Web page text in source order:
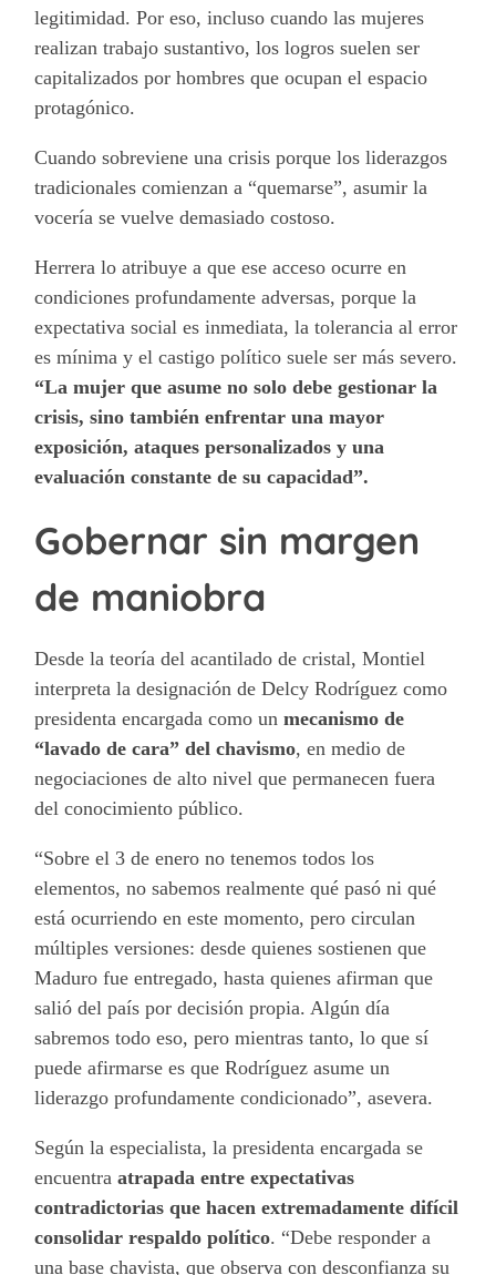
legitimidad. Por eso, incluso cuando las mujeres
realizan trabajo sustantivo, los logros suelen ser
capitalizados por hombres que ocupan el espacio
protagónico.
Cuando sobreviene una crisis porque los liderazgos
tradicionales comienzan a “quemarse”, asumir la
vocería se vuelve demasiado costoso.
Herrera lo atribuye a que ese acceso ocurre en
condiciones profundamente adversas, porque la
expectativa social es inmediata, la tolerancia al error
es mínima y el castigo político suele ser más severo.
“La mujer que asume no solo debe gestionar la
crisis, sino también enfrentar una mayor
exposición, ataques personalizados y una
evaluación constante de su capacidad”.
Gobernar sin margen
de maniobra
Desde la teoría del acantilado de cristal, Montiel
interpreta la designación de Delcy Rodríguez como
presidenta encargada como unmecanismo de
“lavado de cara” del chavismo, en medio de
negociaciones de alto nivel que permanecen fuera
del conocimiento público.
“Sobre el 3 de enero no tenemos todos los
elementos, no sabemos realmente qué pasó ni qué
está ocurriendo en este momento, pero circulan
múltiples versiones: desde quienes sostienen que
Maduro fue entregado, hasta quienes afirman que
salió del país por decisión propia. Algún día
sabremos todo eso, pero mientras tanto, lo que sí
puede afirmarse es que Rodríguez asume un
liderazgo profundamente condicionado”, asevera.
Según la especialista, la presidenta encargada se
encuentraatrapada entre expectativas
contradictorias que hacen extremadamente difícil
consolidar respaldo político. “Debe responder a
una base chavista, que observa con desconfianza su